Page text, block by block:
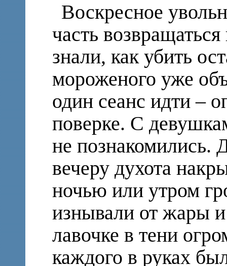
Воскресное
часть
знали, как убить
мороженого уже
один сеанс идти –
поверке. С
не познакомились.
вечеру духота
ночью или утром
изнывали от жары
лавочке в тени
каждого в руках